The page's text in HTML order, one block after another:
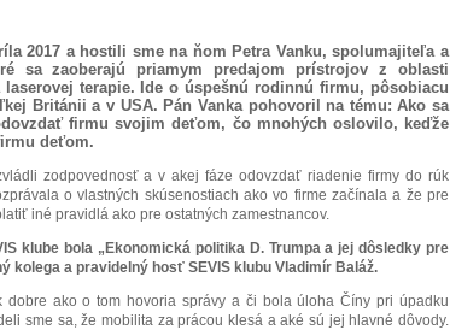
2017 a hostili sme na ňom Petra Vanku, spolumajiteľa a
sa zaoberajú priamym predajom prístrojov z oblasti
terapie. Ide o úspešnú rodinnú firmu, pôsobiacu
Británii a v USA. Pán Vanka pohovoril na tému: Ako sa
firmu svojim deťom, čo mnohých oslovilo, keďže
deťom.
zodpovednosť a v akej fáze odovzdať riadenie firmy do rúk
o vlastných skúsenostiach ako vo firme začínala a že pre
iné pravidlá ako pre ostatných zamestnancov.
klube bola „Ekonomická politika D. Trumpa a jej dôsledky pre
kolega a pravidelný hosť SEVIS klubu Vladimír Baláž.
dobre ako o tom hovoria správy a či bola úloha Číny pri úpadku
sme sa, že mobilita za prácou klesá a aké sú jej hlavné dôvody.